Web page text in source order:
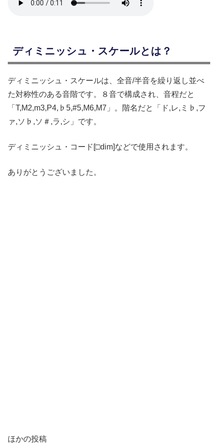
ディミニッシュ・スケールとは？
ディミニッシュ・スケールは、全音/半音を繰り返し並べ
た対称性のある音階です。８音で構成され、音程だと
「T,M2,m3,P4,♭5,#5,M6,M7」。階名だと「ド,レ,ミ♭,フ
ァ,ソ♭,ソ＃,ラ,シ」です。
ディミニッシュ・コード[□dim]などで使用されます。
ありがとうございました。
ほかの投稿